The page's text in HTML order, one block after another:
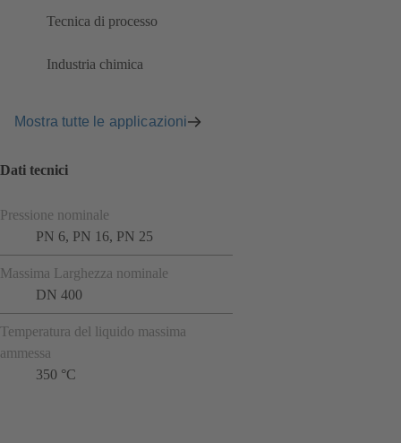
Tecnica di processo
Industria chimica
Mostra tutte le applicazioni
Dati tecnici
Pressione nominale
PN 6, PN 16, PN 25
Massima Larghezza nominale
DN 400
Temperatura del liquido massima
ammessa
350 °C